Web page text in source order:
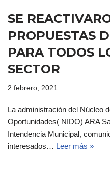
SE
PROPUESTAS
PARA TODOS
SECTOR
2 febrero, 2021
La administración del Núcleo
Oportunidades( NIDO) ARA
Intendencia Municipal,
interesados… Leer más »